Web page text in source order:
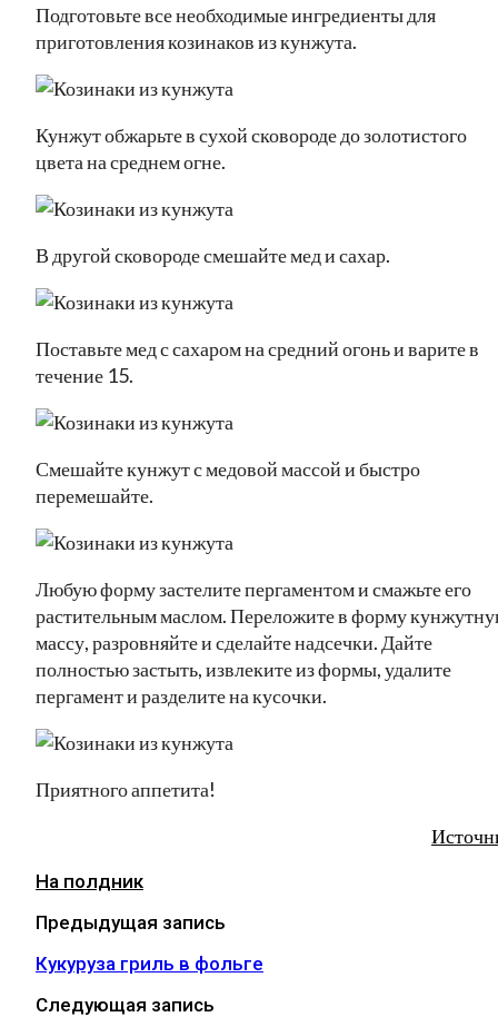
Подготовьте все необходимые ингредиенты для
приготовления козинаков из кунжута.
Кунжут обжарьте в сухой сковороде до золотистого
цвета на среднем огне.
В другой сковороде смешайте мед и сахар.
Поставьте мед с сахаром на средний огонь и варите в
течение 15.
Смешайте кунжут с медовой массой и быстро
перемешайте.
Любую форму застелите пергаментом и смажьте его
растительным маслом. Переложите в форму
массу, разровняйте и сделайте надсечки. Дайте
полностью застыть, извлеките из формы, удалите
пергамент и разделите на кусочки.
Приятного аппетита!
На полдник
Предыдущая запись
Кукуруза гриль в фольге
Следующая запись